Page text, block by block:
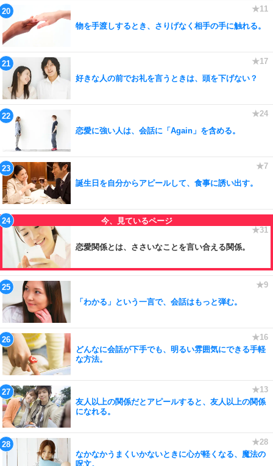
物を手渡しするとき、さりげなく相手の手に触れる。
好きな人の前でお礼を言うときは、頭を下げない？
恋愛に強い人は、会話に「Again」を含める。
誕生日を自分からアピールして、食事に誘い出す。
恋愛関係とは、ささいなことを言い合える関係。
「わかる」という一言で、会話はもっと弾む。
どんなに会話が下手でも、明るい雰囲気にできる手軽
な方法。
友人以上の関係だとアピールすると、友人以上の関係
になれる。
なかなかうまくいかないときに心が軽くなる、魔法の
呪文。